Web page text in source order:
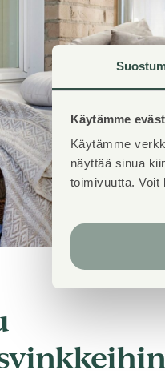
Käytämme
Käytämme
näyttää sinua
toimivuutta. Voit